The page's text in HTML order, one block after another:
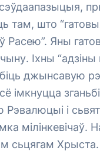
там, што
Расею”. Яны
Іхны “адзіны
джынсавую
Рэвалюцыі і
мілінкевічаў.
сьцягам Хрыста.